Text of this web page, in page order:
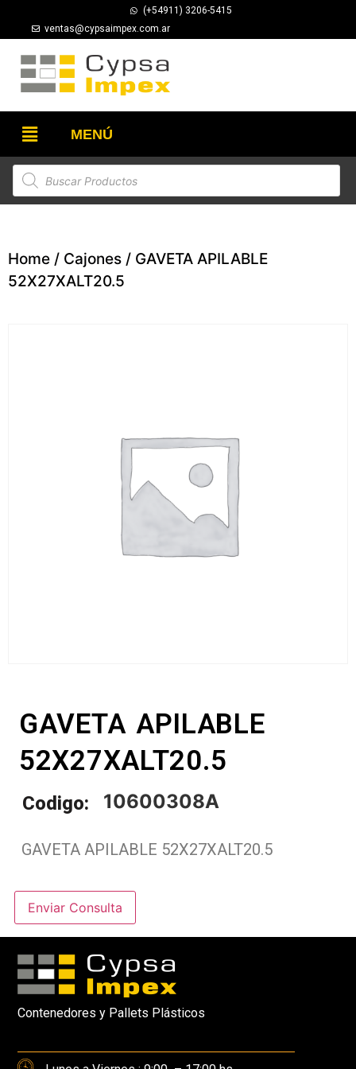
(+54911) 3206-5415
ventas@cypsaimpex.com.ar
MENÚ
Home / Cajones / GAVETA APILABLE
52X27XALT20.5
GAVETA APILABLE
52X27XALT20.5
Codigo: 10600308A
GAVETA APILABLE 52X27XALT20.5
Enviar Consulta
Contenedores y Pallets Plásticos